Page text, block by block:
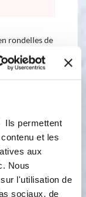
Ils permettent
et les
aux
Nous
l'utilisation de
sociaux, de
rondelles de
que 8 cm de
bol ainsi que
110 °C
si besoin.